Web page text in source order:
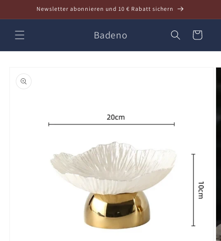
Inhalt
Newsletter abonnieren und 10 € Rabatt sichern
Badeno Warenkorb